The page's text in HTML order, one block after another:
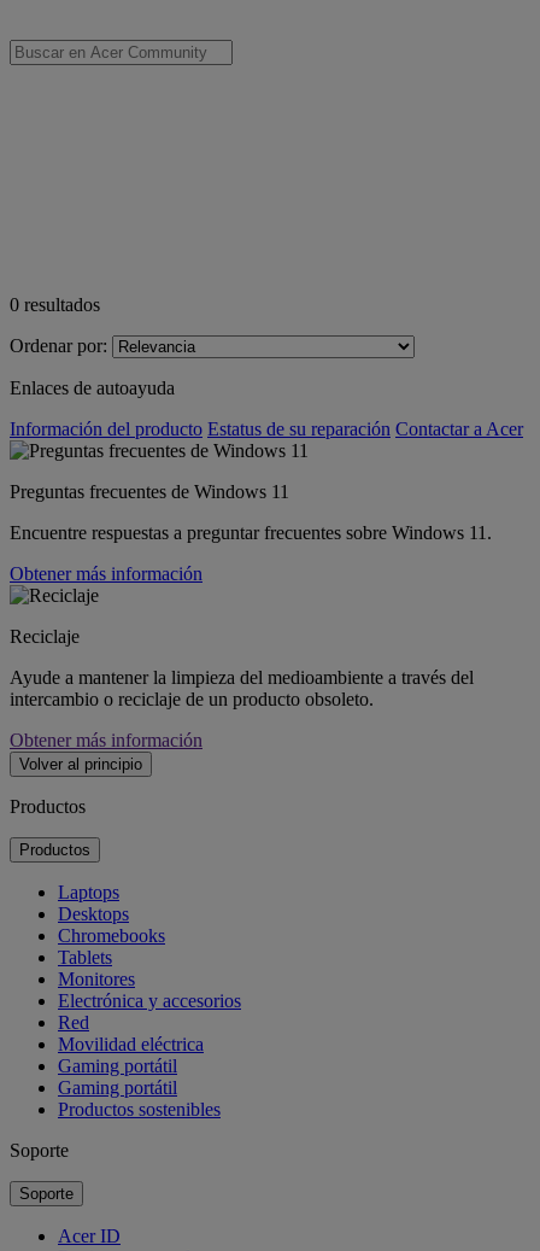
0 resultados
Ordenar por:
Enlaces de autoayuda
Información del producto Estatus de su reparación Contactar a Acer
Preguntas frecuentes de Windows 11
Encuentre respuestas a preguntar frecuentes sobre Windows 11.
Obtener más información
Reciclaje
Ayude a mantener la limpieza del medioambiente a través del
intercambio o reciclaje de un producto obsoleto.
Obtener más información
Volver al principio
Productos
Productos
Laptops
Desktops
Chromebooks
Tablets
Monitores
Electrónica y accesorios
Red
Movilidad eléctrica
Gaming portátil
Gaming portátil
Productos sostenibles
Soporte
Soporte
Acer ID